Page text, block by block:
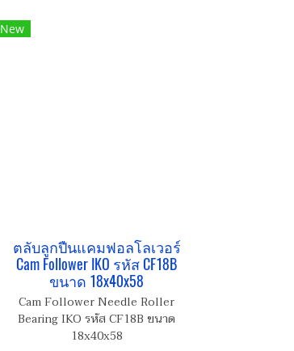
New
ตลับลูกปืนแคมฟอลโลเวอร์
Cam Follower IKO รหัส CF18B
ขนาด 18x40x58
Cam Follower Needle Roller
Bearing IKO รหัส CF18B ขนาด
18x40x58